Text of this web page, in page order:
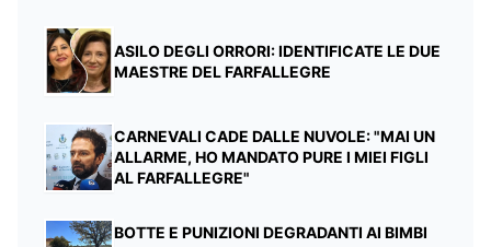
ASILO DEGLI ORRORI: IDENTIFICATE LE DUE
MAESTRE DEL FARFALLEGRE
CARNEVALI CADE DALLE NUVOLE: "MAI UN
ALLARME, HO MANDATO PURE I MIEI FIGLI
AL FARFALLEGRE"
BOTTE E PUNIZIONI DEGRADANTI AI BIMBI